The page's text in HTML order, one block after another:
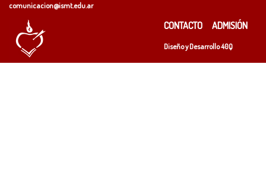
comunicacion@ismt.edu.ar
CONTACTO ADMISIÓN
Diseño y Desarrollo40Q